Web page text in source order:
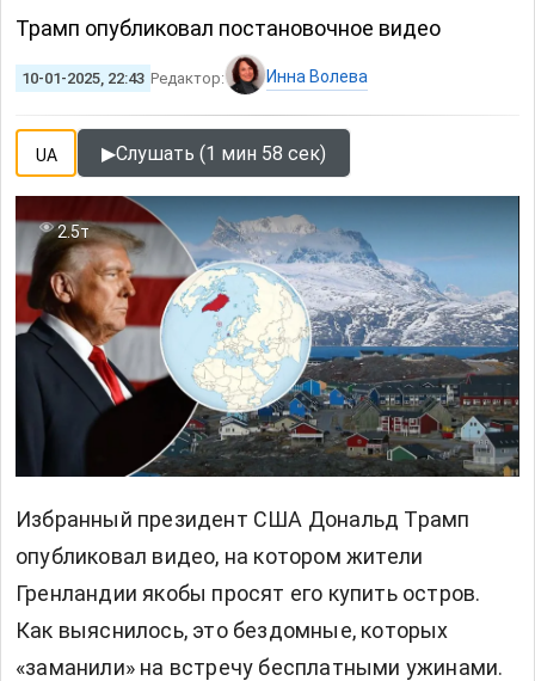
Трамп опубликовал постановочное видео
10-01-2025, 22:43 Редактор: Инна Волева
UA ▶Слушать (1 мин 58 сек)
2.5т
Избранный президент США Дональд Трамп
опубликовал видео, на котором жители
Гренландии якобы просят его купить остров.
Как выяснилось, это бездомные, которых
«заманили» на встречу бесплатными ужинами.